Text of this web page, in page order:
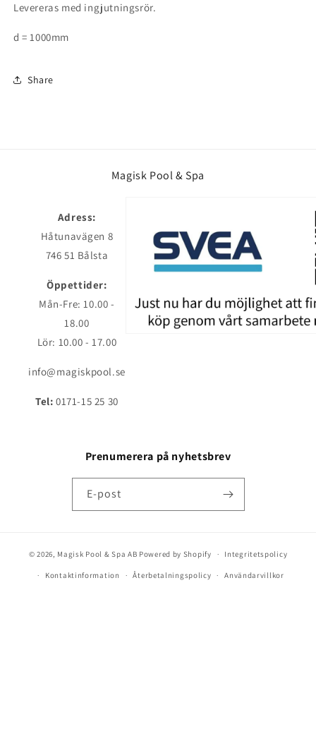
Levereras med ingjutningsrör.
d = 1000mm
Share
Magisk Pool & Spa
Adress:
Håtunavägen 8
746 51 Bålsta
Öppettider:
Mån-Fre: 10.00 -
18.00
Lör: 10.00 - 17.00
info@magiskpool.se
Tel: 0171-15 25 30
Prenumerera på nyhetsbrev
E-post
© 2026, Magisk Pool & Spa AB Powered by Shopify Integritetspolicy
Kontaktinformation Återbetalningspolicy Användarvillkor